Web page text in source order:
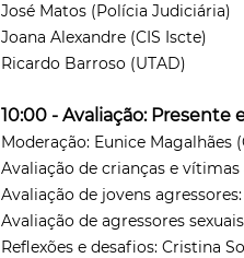
José Matos (Polícia Judiciária)
Joana Alexandre (CIS Iscte)
Ricardo Barroso (UTAD)
10:00 - Avaliação: Presente
Moderação: Eunice Magalhães
Avaliação de crianças e
Avaliação de jovens
Avaliação de agressores
Reflexões e desafios: Cristina